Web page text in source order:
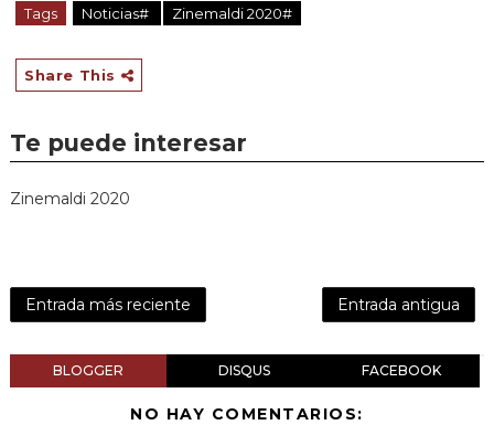
Tags Noticias# Zinemaldi 2020#
Share This
Te puede interesar
Zinemaldi 2020
Entrada más reciente Entrada antigua
BLOGGER DISQUS FACEBOOK
NO HAY COMENTARIOS: